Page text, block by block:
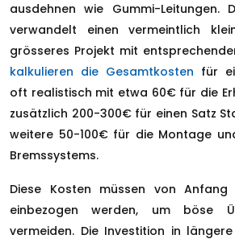
ausdehnen wie Gummi-Leitungen.
verwandelt einen vermeintlich
grösseres Projekt mit
kalkulieren die Gesamtkosten für
oft realistisch mit etwa 60€ für die
zusätzlich 200-300€ für einen Satz
weitere 50-100€ für die Montage
Bremssystems.
Diese Kosten müssen von
einbezogen werden, um böse
vermeiden. Die Investition in